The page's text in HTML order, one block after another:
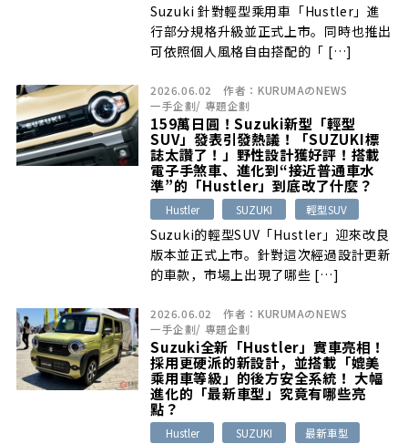
Suzuki 針對輕型乘用車「Hustler」進
行部分規格升級並正式上市。同時也推出
可依照個人風格自由搭配的「 […]
2026.06.02 作者： KURUMAのNEWS
一手企劃/ 專題企劃
159萬日圓！Suzuki新型「輕型
SUV」發表引發熱議！「SUZUKI標
誌太讚了！」野性設計獲好評！搭載
電子手煞車、進化到“接近普通車水
準”的「Hustler」到底改了什麼？
Hustler SUZUKI 輕型SUV
Suzuki的輕型SUV「Hustler」迎來改良
版本並正式上市。針對這次經過設計更新
的車款，市場上出現了哪些 […]
2026.06.02 作者： KURUMAのNEWS
一手企劃/ 專題企劃
Suzuki全新「Hustler」實車亮相！
採用更硬派的新設計，並搭載「媲美
乘用車等級」的後方安全系統！ 大幅
進化的「最新車型」究竟有哪些亮
點？
Hustler SUZUKI 最新車型